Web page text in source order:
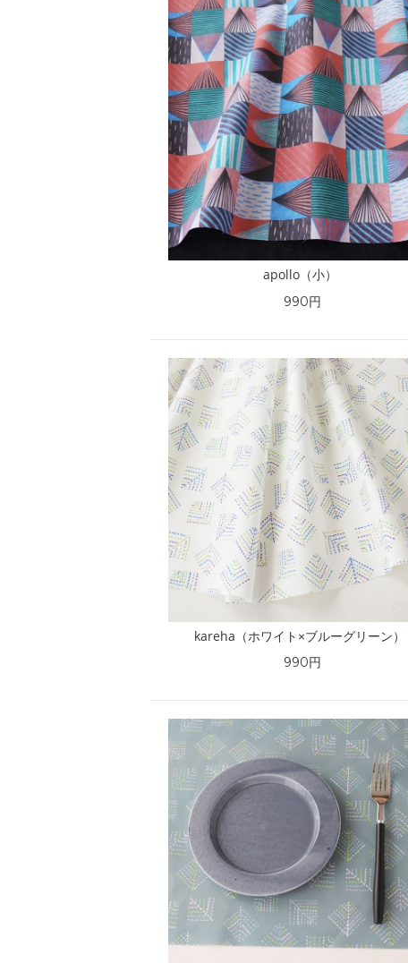
apollo（小）
990円
kareha（ホワイト×ブルーグリーン）
990円